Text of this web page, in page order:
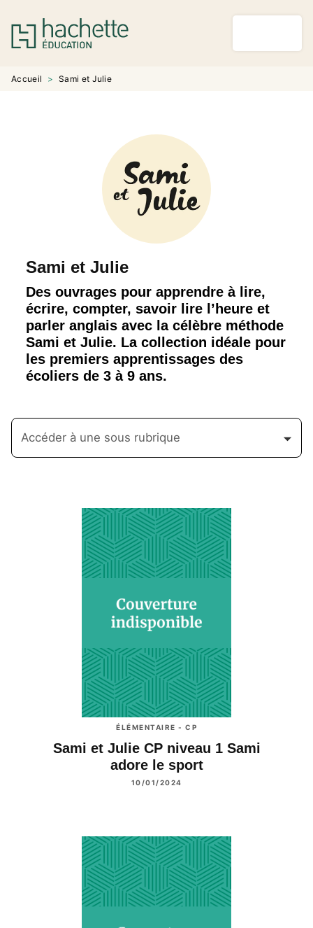
MENU RECHERCHE
PIED DE PAGE
Accueil > Sami et Julie
Sami et Julie
Des ouvrages pour apprendre à lire,
écrire, compter, savoir lire l’heure et
parler anglais avec la célèbre méthode
Sami et Julie. La collection idéale pour
les premiers apprentissages des
écoliers de 3 à 9 ans.
Accéder à une sous rubrique
ÉLÉMENTAIRE - CP
Sami et Julie CP niveau 1 Sami
adore le sport
10/01/2024